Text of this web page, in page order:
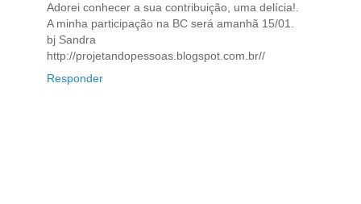
Adorei conhecer a sua contribuição, uma delícia!.
A minha participação na BC será amanhã 15/01.
bj Sandra
http://projetandopessoas.blogspot.com.br//
Responder